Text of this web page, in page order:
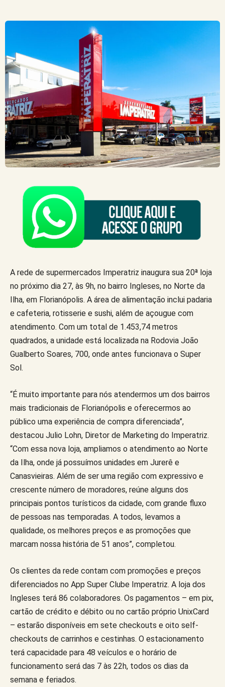
A rede de supermercados Imperatriz inaugura sua 20ª loja
no próximo dia 27, às 9h, no bairro Ingleses, no Norte da
Ilha, em Florianópolis. A área de alimentação inclui padaria
e cafeteria, rotisserie e sushi, além de açougue com
atendimento. Com um total de 1.453,74 metros
quadrados, a unidade está localizada na Rodovia João
Gualberto Soares, 700, onde antes funcionava o Super
Sol.
“É muito importante para nós atendermos um dos bairros
mais tradicionais de Florianópolis e oferecermos ao
público uma experiência de compra diferenciada”,
destacou Julio Lohn, Diretor de Marketing do Imperatriz.
“Com essa nova loja, ampliamos o atendimento ao Norte
da Ilha, onde já possuímos unidades em Jurerê e
Canasvieiras. Além de ser uma região com expressivo e
crescente número de moradores, reúne alguns dos
principais pontos turísticos da cidade, com grande fluxo
de pessoas nas temporadas. A todos, levamos a
qualidade, os melhores preços e as promoções que
marcam nossa história de 51 anos”, completou.
Os clientes da rede contam com promoções e preços
diferenciados no App Super Clube Imperatriz. A loja dos
Ingleses terá 86 colaboradores. Os pagamentos – em pix,
cartão de crédito e débito ou no cartão próprio UnixCard
– estarão disponíveis em sete checkouts e oito self-
checkouts de carrinhos e cestinhas. O estacionamento
terá capacidade para 48 veículos e o horário de
funcionamento será das 7 às 22h, todos os dias da
semana e feriados.